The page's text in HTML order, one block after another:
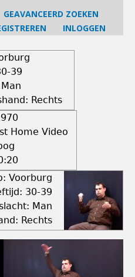
GEAVANCEERD ZOEKEN
INLOGGEN
39
Rechts
Home Video
Voorburg
30-39
Man
Rechts